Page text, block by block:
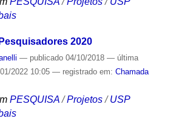
2020
— publicado04/10/2018 — última
2022 10:05 — registrado em: Chamada
PESQUISA /Projetos/USP